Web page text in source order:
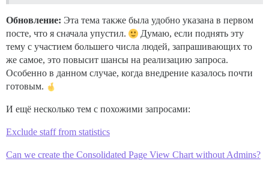
Обновление: Эта тема также была удобно указана в первом
посте, что я сначала упустил.
Думаю, если поднять эту
тему с участием большего числа людей, запрашивающих то
же самое, это повысит шансы на реализацию запроса.
Особенно в данном случае, когда внедрение казалось почти
готовым.
И ещё несколько тем с похожими запросами:
Exclude staff from statistics
Can we create the Consolidated Page View Chart without Admins?